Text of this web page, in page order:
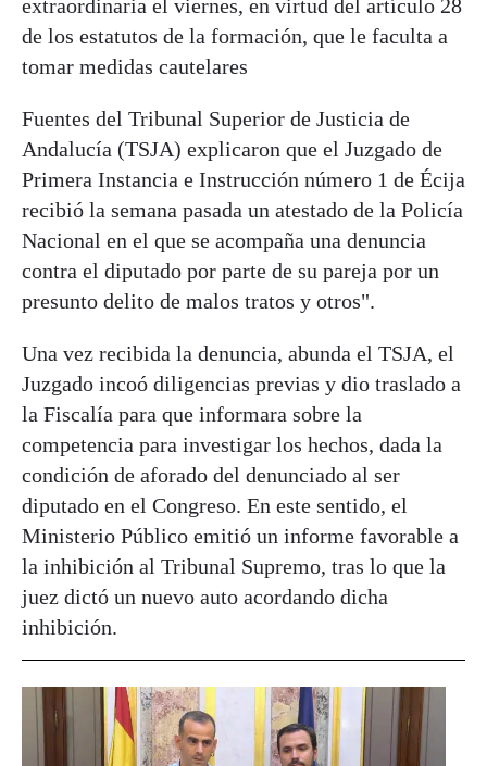
extraordinaria el viernes, en virtud del artículo 28
de los estatutos de la formación, que le faculta a
tomar medidas cautelares
Fuentes del Tribunal Superior de Justicia de
Andalucía (TSJA) explicaron que el Juzgado de
Primera Instancia e Instrucción número 1 de Écija
recibió la semana pasada un atestado de la Policía
Nacional en el que se acompaña una denuncia
contra el diputado por parte de su pareja por un
presunto delito de malos tratos y otros".
Una vez recibida la denuncia, abunda el TSJA, el
Juzgado incoó diligencias previas y dio traslado a
la Fiscalía para que informara sobre la
competencia para investigar los hechos, dada la
condición de aforado del denunciado al ser
diputado en el Congreso. En este sentido, el
Ministerio Público emitió un informe favorable a
la inhibición al Tribunal Supremo, tras lo que la
juez dictó un nuevo auto acordando dicha
inhibición.